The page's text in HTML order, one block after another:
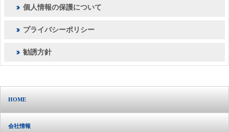
個人情報の保護について
プライバシーポリシー
勧誘方針
HOME
会社情報